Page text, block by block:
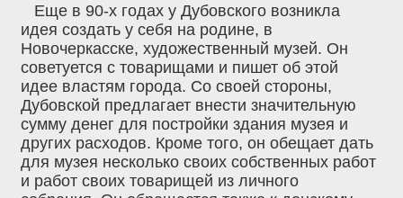
Еще в 90-х годах у Дубовского возникла
идея создать у себя на родине, в
Новочеркасске, художественный музей. Он
советуется с товарищами и пишет об этой
идее властям города. Со своей стороны,
Дубовской предлагает внести значительную
сумму денег для постройки здания музея и
других расходов. Кроме того, он обещает дать
для музея несколько своих собственных работ
и работ своих товарищей из личного